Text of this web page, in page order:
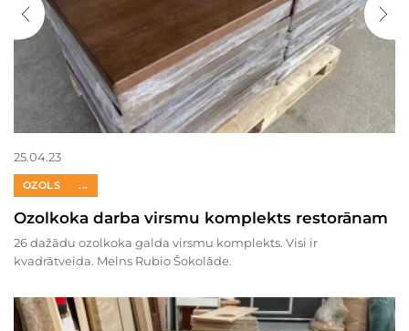
25.04.23
OZOLS ...
Ozolkoka darba virsmu komplekts restorānam
26 dažādu ozolkoka galda virsmu komplekts. Visi ir
kvadrātveida. Melns Rubio Šokolāde.